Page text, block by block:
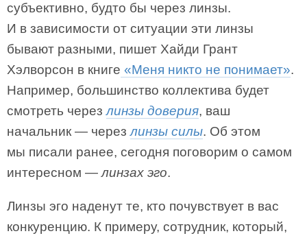
субъективно, будто бы через линзы.
И в зависимости от ситуации эти линзы
бывают разными, пишет Хайди Грант
Хэлворсон в книге «Меня никто не понимает».
Например, большинство коллектива будет
смотреть черезлинзы доверия, ваш
начальник — через линзы силы. Об этом
мы писали ранее, сегодня поговорим о самом
интересном —линзах эго.
Линзы эго наденут те, кто почувствует в вас
конкуренцию. К примеру, сотрудник, который,